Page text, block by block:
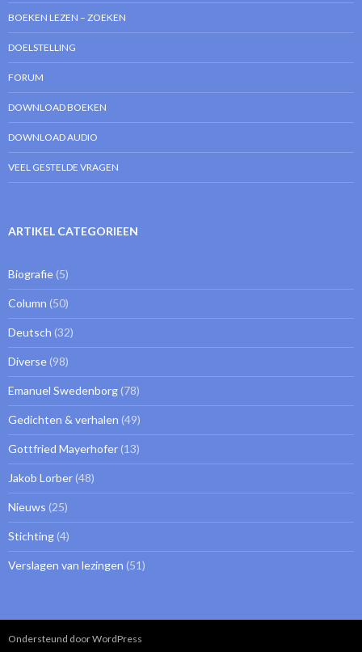
BOEKEN LEZEN – ZOEKEN
DOELSTELLING
FORUM
DOWNLOAD BOEKEN
DOWNLOAD AUDIO
VEEL GESTELDE VRAGEN
ARTIKEL CATEGORIEEN
Biografie (5)
Column (50)
Deutsch (32)
Diverse (98)
Emanuel Swedenborg (78)
Gedichten & verhalen (49)
Gottfried Mayerhofer (13)
Jakob Lorber (48)
Nieuws (25)
Stichting (4)
Verslagen van lezingen (51)
Ondersteund door WordPress